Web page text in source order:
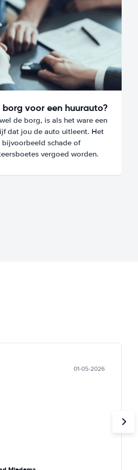
voor een huurauto?
de borg, is als het ware een
dat jou de auto uitleent. Het
schade of
vergoed worden.
01-05-2026